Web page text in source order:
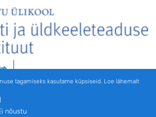
tagamiseks kasutame küpsiseid. Loe lähemalt
nõustu